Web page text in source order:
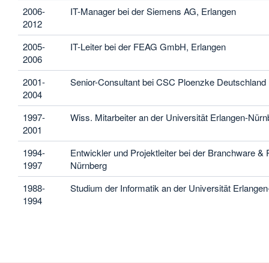
2006-
2012
IT-Manager bei der Siemens AG, Erlangen
2005-
2006
IT-Leiter bei der FEAG GmbH, Erlangen
2001-
2004
Senior-Consultant bei CSC Ploenzke Deutschland
1997-
2001
Wiss. Mitarbeiter an der Universität Erlangen-
1994-
1997
Entwickler und Projektleiter bei der Branchware &
Nürnberg
1988-
1994
Studium der Informatik an der Universität